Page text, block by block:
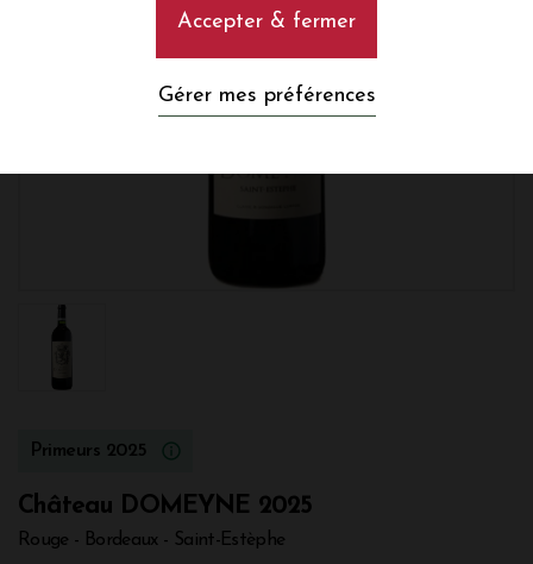
Accepter & fermer
Gérer mes préférences
Primeurs 2025
Château DOMEYNE 2025
Rouge - Bordeaux - Saint-Estèphe